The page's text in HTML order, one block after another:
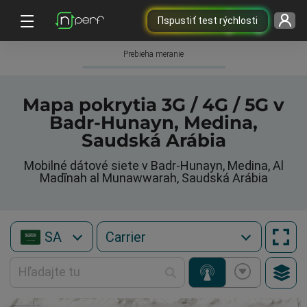
Пspustiť test rýchlosti
Prebieha meranie
Mapa pokrytia 3G / 4G / 5G v
Badr-Hunayn, Medina,
Saudská Arábia
Mobilné dátové siete v Badr-Hunayn, Medina, Al
Madīnah al Munawwarah, Saudská Arábia
SA